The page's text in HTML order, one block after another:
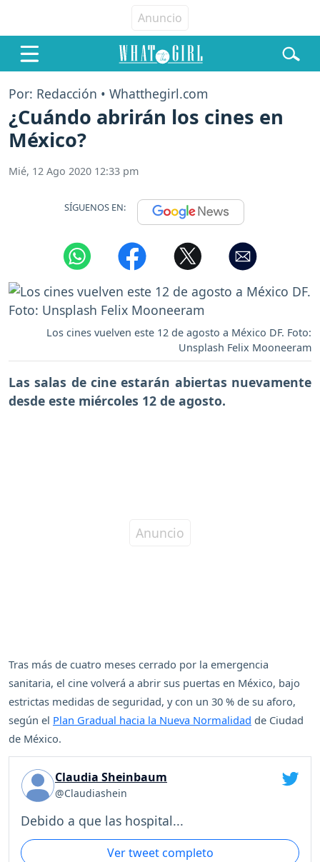
Por: Redacción • Whatthegirl.com
¿Cuándo abrirán los cines en
México?
Mié, 12 Ago 2020 12:33 pm
SÍGUENOS EN:
Los cines vuelven este 12 de agosto a México DF. Foto:
Unsplash Felix Mooneeram
Las salas de cine estarán abiertas nuevamente
desde este miércoles 12 de agosto.
Tras más de cuatro meses cerrado por la emergencia
sanitaria, el cine volverá a abrir sus puertas en México, bajo
estrictas medidas de seguridad, y con un 30 % de su aforo,
según el Plan Gradual hacia la Nueva Normalidad de Ciudad
de México.
Claudia Sheinbaum
@Claudiashein
Debido a que las hospital...
Ver tweet completo